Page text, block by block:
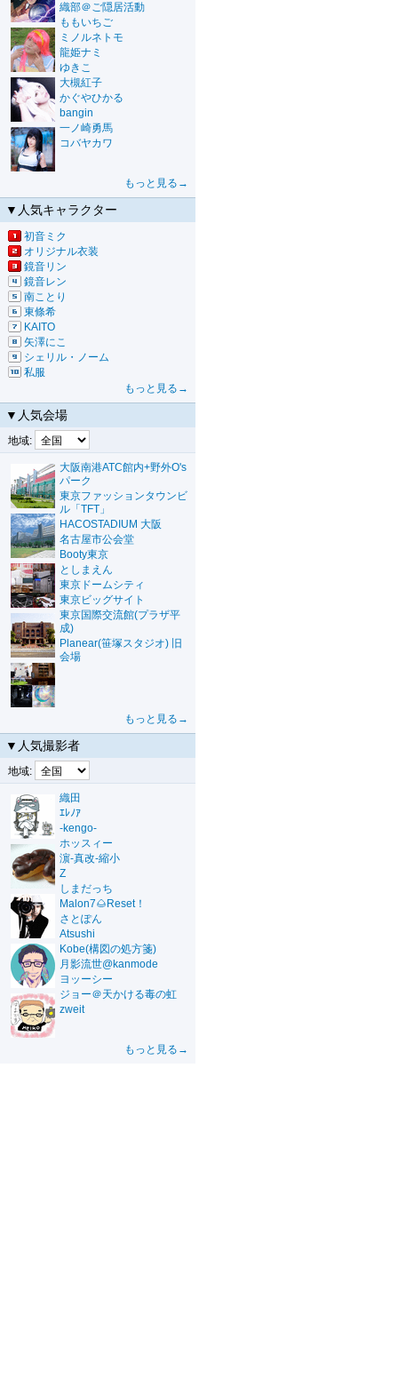
織部＠ご隠居活動
ももいちご
ミノルネトモ
龍姫ナミ
ゆきこ
大槻紅子
かぐやひかる
bangin
一ノ崎勇馬
コバヤカワ
もっと見る→
▼人気キャラクター
初音ミク
オリジナル衣装
鏡音リン
鏡音レン
南ことり
東條希
KAITO
矢澤にこ
シェリル・ノーム
私服
もっと見る→
▼人気会場
地域:
大阪南港ATC館内+野外O's
パーク
東京ファッションタウンビ
ル「TFT」
HACOSTADIUM 大阪
名古屋市公会堂
Booty東京
としまえん
東京ドームシティ
東京ビッグサイト
東京国際交流館(プラザ平
成)
Planear(笹塚スタジオ) 旧
会場
もっと見る→
▼人気撮影者
地域:
織田
ｴﾚﾉｱ
-kengo-
ホッスィー
濵-真改-縮小
Z
しまだっち
Malon7🌰Reset！
さとぽん
Atsushi
Kobe(構図の処方箋)
月影流世@kanmode
ヨッーシー
ジョー＠天かける毒の虹
zweit
もっと見る→